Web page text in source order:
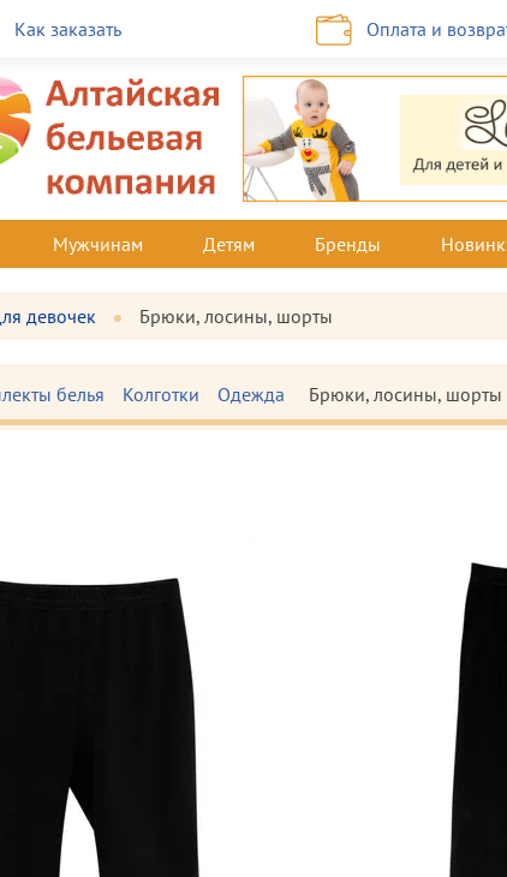
Как заказать Оплата и
Мужчинам Детям Бренды
девочек Брюки, лосины, шорты
белья Колготки Одежда Брюки, лосины, шорты